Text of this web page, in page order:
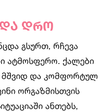
დრო
გსურთ, რჩევა
ატმოსფერო. ქალები
მშვიდ და კომფორტულ
ორგაზმისთვის
ანთებს,